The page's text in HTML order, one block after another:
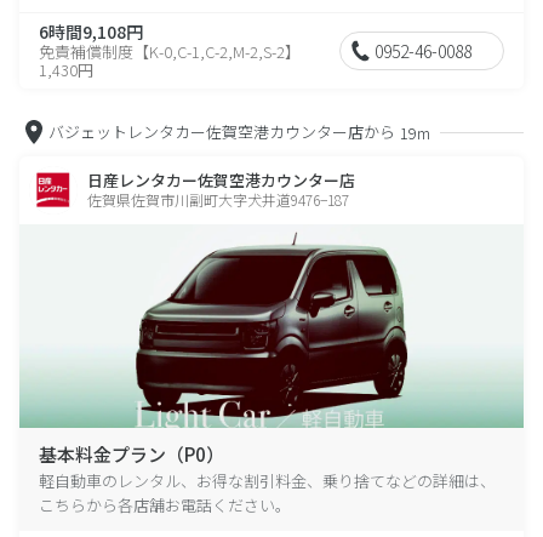
6時間9,108円
免責補償制度【K-0,C-1,C-2,M-2,S-2】
1,430円
0952-46-0088
バジェットレンタカー佐賀空港カウンター店から 19m
日産レンタカー佐賀空港カウンター店
佐賀県佐賀市川副町大字犬井道9476−187
基本料金プラン（P0）
軽自動車のレンタル、お得な割引料金、乗り捨てなどの詳細は、
こちらから各店舗お電話ください。